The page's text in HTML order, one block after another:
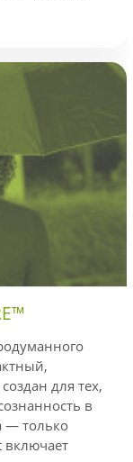
для тех,
в
— только
включает